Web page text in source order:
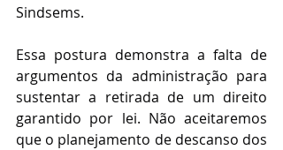
Sindsems.
Essa postura demonstra a falta de
argumentos da administração para
sustentar a retirada de um direito
garantido por lei. Não aceitaremos
que o planejamento de descanso dos